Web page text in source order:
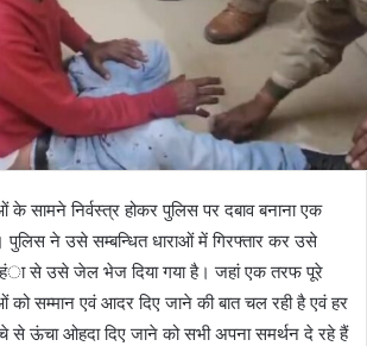
के सामने निर्वस्त्र होकर पुलिस पर दबाव बनाना एक
पुलिस ने उसे सम्बन्धित धाराओं में गिरफ्तार कर उसे
से उसे जेल भेज दिया गया है। जहां एक तरफ पूरे
को सम्मान एवं आदर दिए जाने की बात चल रही है एवं हर
से ऊंचा ओहदा दिए जाने को सभी अपना समर्थन दे रहे हैं